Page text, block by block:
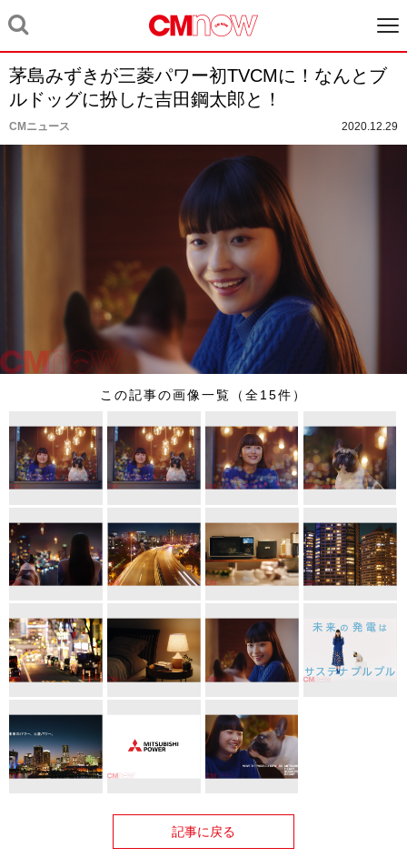
茅島みずきが三菱パワー初TVCMに！なんとブ
ルドッグに扮した吉田鋼太郎と！
CMニュース 2020.12.29
この記事の画像一覧（全15件）
記事に戻る